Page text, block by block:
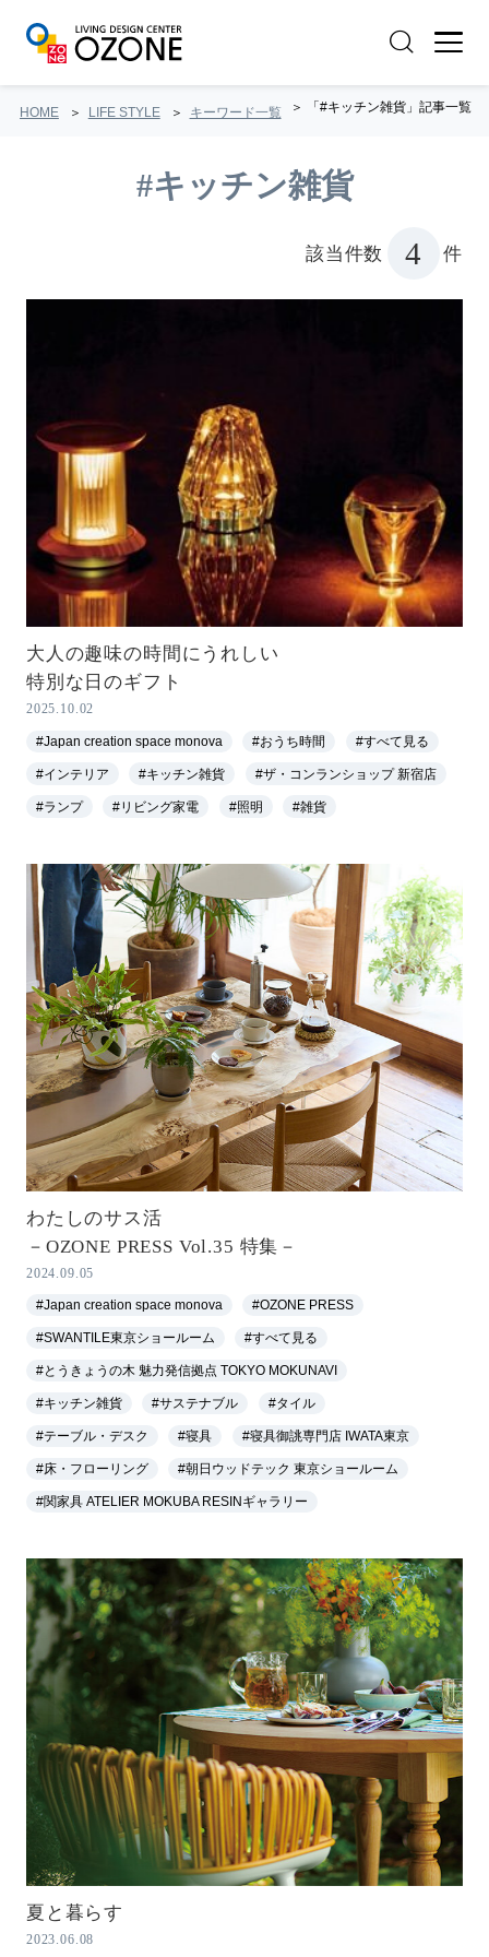
HOME LIFE STYLE キーワード一覧 「#キッチン雑貨」記事一覧
#キッチン雑貨
該当件数 4 件
大人の趣味の時間にうれしい
特別な日のギフト
2025.10.02
#Japan creation space monova #おうち時間 #すべて見る
#インテリア #キッチン雑貨 #ザ・コンランショップ 新宿店
#ランプ #リビング家電 #照明 #雑貨
わたしのサス活
－OZONE PRESS Vol.35 特集－
2024.09.05
#Japan creation space monova #OZONE PRESS
#SWANTILE東京ショールーム #すべて見る
#とうきょうの木 魅力発信拠点 TOKYO MOKUNAVI
#キッチン雑貨 #サステナブル #タイル
#テーブル・デスク #寝具 #寝具御誂専門店 IWATA東京
#床・フローリング #朝日ウッドテック 東京ショールーム
#関家具 ATELIER MOKUBA RESINギャラリー
夏と暮らす
2023.06.08